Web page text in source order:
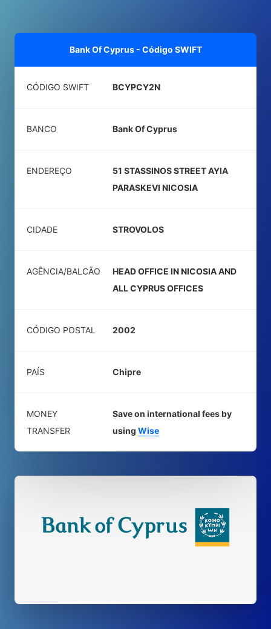
Bank Of Cyprus - Código SWIFT
CÓDIGO SWIFT BCYPCY2N
BANCO Bank Of Cyprus
ENDEREÇO
51 STASSINOS STREET AYIA
PARASKEVI NICOSIA
CIDADE STROVOLOS
AGÊNCIA/BALCÃO
HEAD OFFICE IN NICOSIA AND
ALL CYPRUS OFFICES
CÓDIGO POSTAL 2002
PAÍS Chipre
MONEY
TRANSFER
Save on international fees by
using Wise